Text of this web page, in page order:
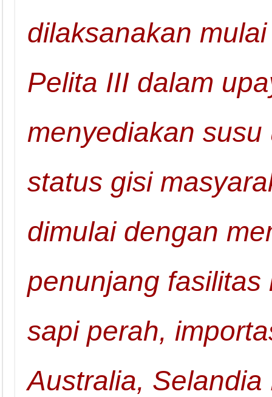
dilaksanakan
Pelita III dalam
menyediakan
status gisi
dimulai dengan
penunjang
sapi perah,
Australia,